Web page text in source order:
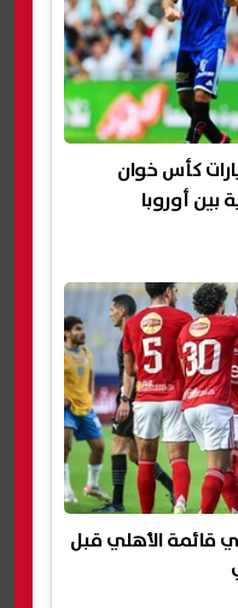
كأس خوان
بين أوروبا
قائمة الأهلي قبل